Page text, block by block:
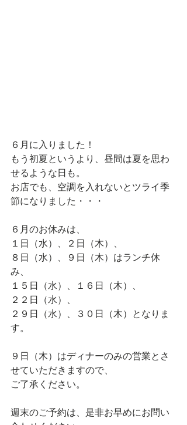
６月に入りました！
もう初夏というより、昼間は夏を思わ
せるような日も。
お店でも、空調を入れないとツライ季
節になりました・・・
６月のお休みは、
１日（水）、２日（木）、
８日（水）、９日（木）はランチ休
み、
１５日（水）、１６日（木）、
２２日（水）、
２９日（水）、３０日（木）となりま
す。
９日（木）はディナーのみの営業とさ
せていただきますので、
ご了承ください。
週末のご予約は、是非お早めにお問い